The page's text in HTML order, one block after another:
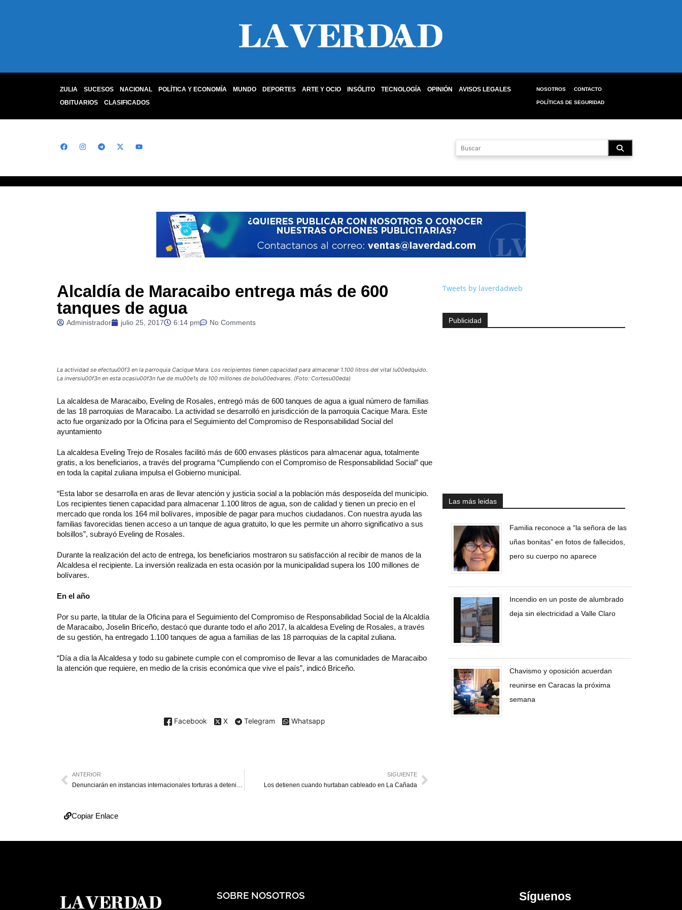
ZULIA SUCESOS NACIONAL POLÍTICA Y ECONOMÍA MUNDO DEPORTES ARTE Y OCIO INSÓLITO TECNOLOGÍA OPINIÓN
AVISOS LEGALES
OBITUARIOS
CLASIFICADOS
NOSOTROS CONTACTO
POLÍTICAS DE SEGURIDAD
Alcaldía de Maracaibo entrega más de 600
tanques de agua
Administrador julio 25, 2017 6:14 pm No Comments
La actividad se efectuu00f3 en la parroquia Cacique Mara. Los recipientes tienen capacidad para almacenar 1.100 litros del vital lu00edquido.
La inversiu00f3n en esta ocasiu00f3n fue de mu00e1s de 100 millones de bolu00edvares. (Foto: Cortesu00eda)
La alcaldesa de Maracaibo, Eveling de Rosales, entregó más de 600 tanques de agua a igual número de familias
de las 18 parroquias de Maracaibo. La actividad se desarrolló en jurisdicción de la parroquia Cacique Mara. Este
acto fue organizado por la Oficina para el Seguimiento del Compromiso de Responsabilidad Social del
ayuntamiento
La alcaldesa Eveling Trejo de Rosales facilitó más de 600 envases plásticos para almacenar agua, totalmente
gratis, a los beneficiarios, a través del programa “Cumpliendo con el Compromiso de Responsabilidad Social” que
en toda la capital zuliana impulsa el Gobierno municipal.
“Esta labor se desarrolla en aras de llevar atención y justicia social a la población más desposeída del municipio.
Los recipientes tienen capacidad para almacenar 1.100 litros de agua, son de calidad y tienen un precio en el
mercado que ronda los 164 mil bolívares, imposible de pagar para muchos ciudadanos. Con nuestra ayuda las
familias favorecidas tienen acceso a un tanque de agua gratuito, lo que les permite un ahorro significativo a sus
bolsillos”, subrayó Eveling de Rosales.
Durante la realización del acto de entrega, los beneficiarios mostraron su satisfacción al recibir de manos de la
Alcaldesa el recipiente. La inversión realizada en esta ocasión por la municipalidad supera los 100 millones de
bolívares.
En el año
Por su parte, la titular de la Oficina para el Seguimiento del Compromiso de Responsabilidad Social de la Alcaldía
de Maracaibo, Joselin Briceño, destacó que durante todo el año 2017, la alcaldesa Eveling de Rosales, a través
de su gestión, ha entregado 1.100 tanques de agua a familias de las 18 parroquias de la capital zuliana.
“Día a día la Alcaldesa y todo su gabinete cumple con el compromiso de llevar a las comunidades de Maracaibo
la atención que requiere, en medio de la crisis económica que vive el país”, indicó Briceño.
Facebook X Telegram Whatsapp
Tweets by laverdadweb
Publicidad
Las más leidas
Familia reconoce a “la señora de las
uñas bonitas” en fotos de fallecidos,
pero su cuerpo no aparece
Incendio en un poste de alumbrado
deja sin electricidad a Valle Claro
Chavismo y oposición acuerdan
reunirse en Caracas la próxima
semana
ANTERIOR
Denunciarán en instancias internacionales torturas a detenidos en el Zulia
SIGUIENTE
Los detienen cuando hurtaban cableado en La Cañada
Copiar Enlace
SOBRE NOSOTROS Síguenos